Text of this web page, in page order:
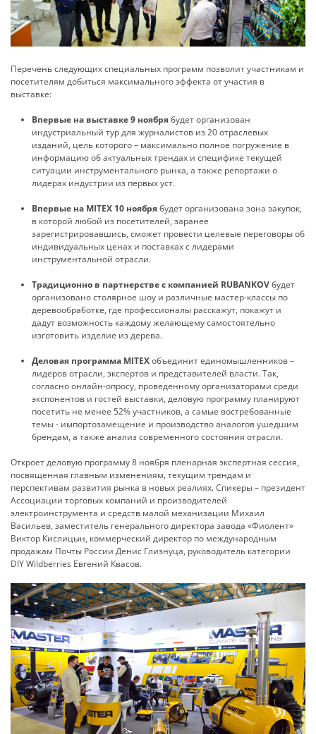
Перечень следующих специальных программ позволит участникам и
посетителям добиться максимального эффекта от участия в
выставке:
Впервые на выставке 9 ноябрябудет организован
индустриальный тур для журналистов из 20 отраслевых
изданий, цель которого – максимально полное погружение в
информацию об актуальных трендах и специфике текущей
ситуации инструментального рынка, а также репортажи о
лидерах индустрии из первых уст.
Впервые на MITEX 10 ноябрябудет организована зона закупок,
в которой любой из посетителей, заранее
зарегистрировавшись, сможет провести целевые переговоры об
индивидуальных ценах и поставках с лидерами
инструментальной отрасли.
Традиционно в партнерстве с компанией RUBANKOVбудет
организовано столярное шоу и различные мастер-классы по
деревообработке, где профессионалы расскажут, покажут и
дадут возможность каждому желающему самостоятельно
изготовить изделие из дерева.
Деловая программа MITEXобъединит единомышленников –
лидеров отрасли, экспертов и представителей власти. Так,
согласно онлайн-опросу, проведенному организаторами среди
экспонентов и гостей выставки, деловую программу планируют
посетить не менее 52% участников, а самые востребованные
темы - импортозамещение и производство аналогов ушедшим
брендам, а также анализ современного состояния отрасли.
Откроет деловую программу 8 ноября пленарная экспертная сессия,
посвященная главным изменениям, текущим трендам и
перспективам развития рынка в новых реалиях. Спикеры – президент
Ассоциации торговых компаний и производителей
электроинструмента и средств малой механизации Михаил
Васильев, заместитель генерального директора завода «Фиолент»
Виктор Кислицын, коммерческий директор по международным
продажам Почты России Денис Глизнуца, руководитель категории
DIY Wildberries Евгений Квасов.